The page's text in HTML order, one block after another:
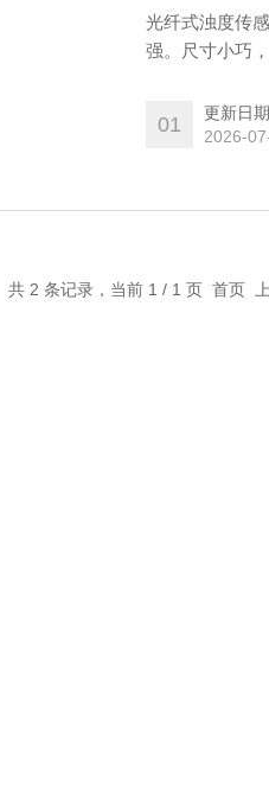
光纤式浊度传
强。尺寸小巧
01
更新日期
2026-
共 2 条记录，当前 1 / 1 页 首页